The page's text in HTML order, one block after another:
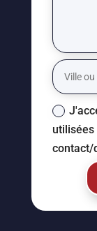
contact/